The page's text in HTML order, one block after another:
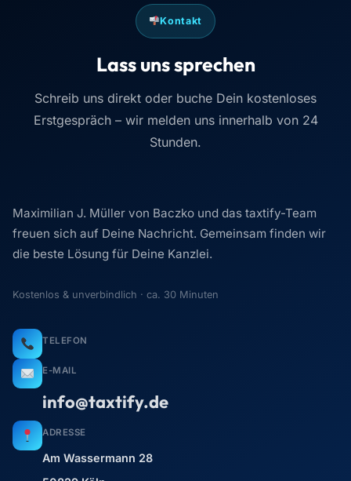
Kontakt
Lass uns sprechen
Schreib uns direkt oder buche Dein kostenloses
Erstgespräch – wir melden uns innerhalb von 24
Stunden.
Maximilian J. Müller von Baczko und das taxtify-Team
freuen sich auf Deine Nachricht. Gemeinsam finden wir
die beste Lösung für Deine Kanzlei.
Kostenlos & unverbindlich · ca. 30 Minuten
TELEFON
E-MAIL
info@taxtify.de
ADRESSE
Am Wassermann 28